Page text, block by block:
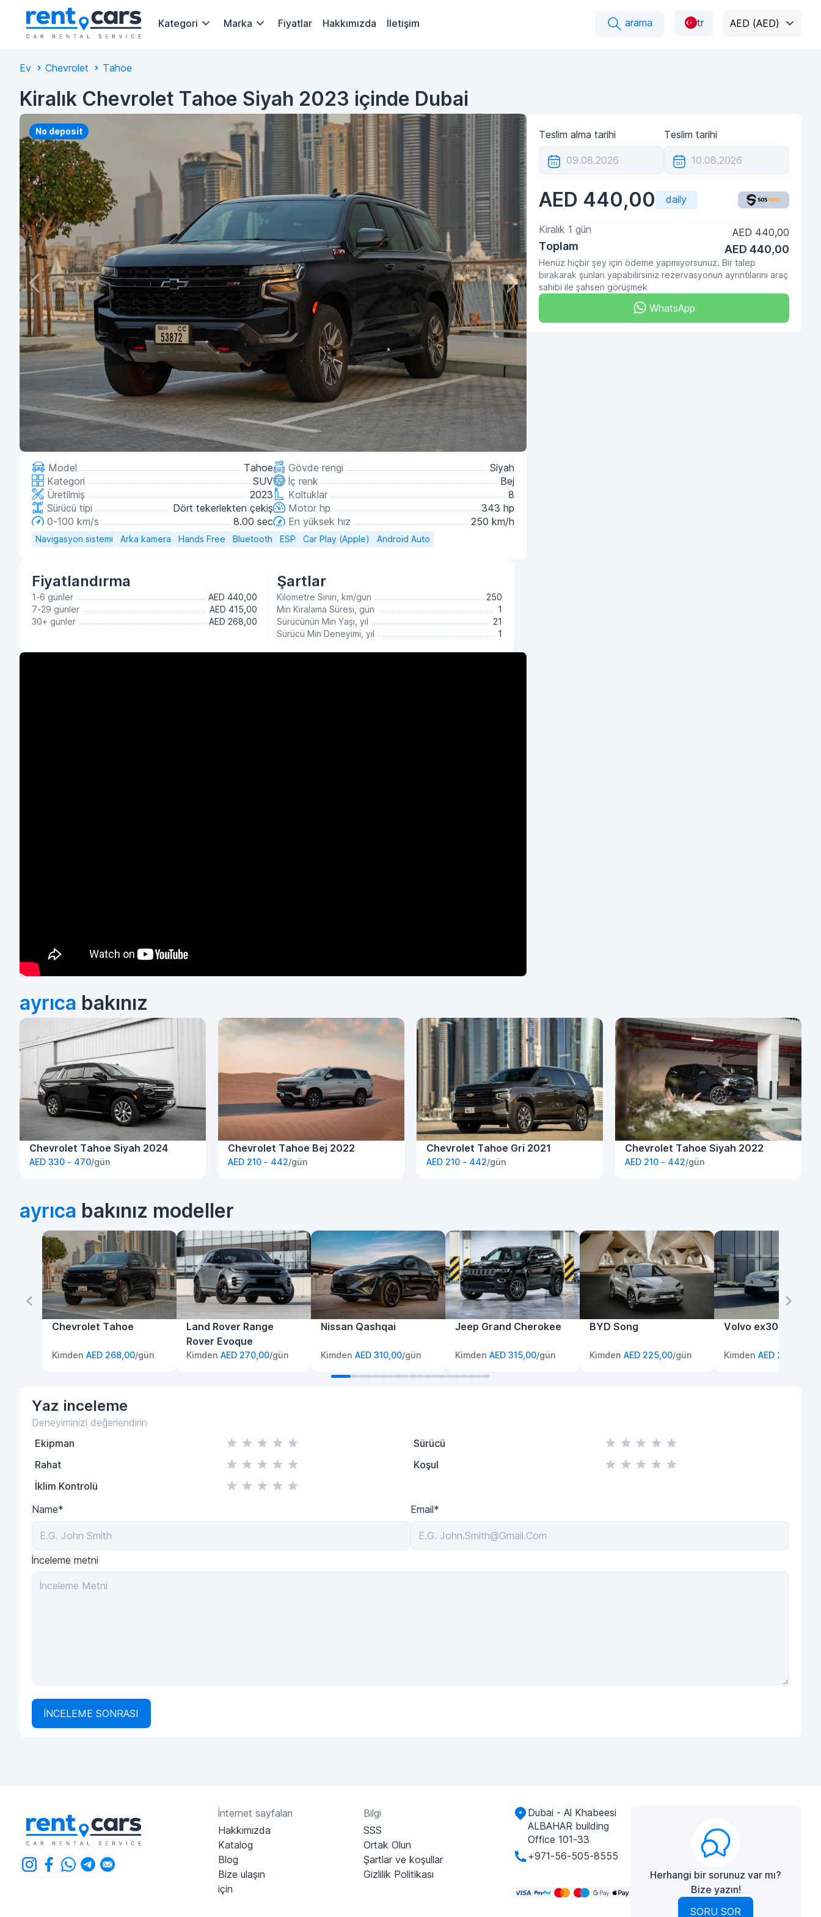
Kategori Marka Fiyatlar Hakkımızda İletişim arama tr AED (AED)
Ev Chevrolet Tahoe
Kiralık Chevrolet Tahoe Siyah 2023 içinde Dubai
No deposit
Model
Tahoe
Kategori
SUV
Üretilmiş
2023
Sürücü tipi
Dört tekerlekten çekiş
0-100 km/s
8.00 sec
Gövde rengi
Siyah
İç renk
Bej
Koltuklar
8
Motor hp
343 hp
En yüksek hız
250 km/h
Navigasyon sistemi Arka kamera Hands Free Bluetooth ESP Car Play (Apple) Android Auto
Fiyatlandırma
1-6 günler
AED 440,00
7-29 günler
AED 415,00
30+ günler
AED 268,00
Şartlar
Kilometre Sınırı, km/gün
250
Min Kiralama Süresi, gün
1
Sürücünün Min Yaşı, yıl
21
Sürücü Min Deneyimi, yıl
1
Teslim alma tarihi Teslim tarihi
AED 440,00 daily
Kiralık 1 gün AED 440,00
Toplam AED 440,00
Henüz hiçbir şey için ödeme yapmıyorsunuz. Bir talep
bırakarak şunları yapabilirsiniz rezervasyonun ayrıntılarını araç
sahibi ile şahsen görüşmek
WhatsApp
ayrıca bakınız
Chevrolet Tahoe Siyah 2024
AED 330 - 470/gün
Chevrolet Tahoe Bej 2022
AED 210 - 442/gün
Chevrolet Tahoe Gri 2021
AED 210 - 442/gün
Chevrolet Tahoe Siyah 2022
AED 210 - 442/gün
ayrıca bakınız modeller
Chevrolet Tahoe
Kimden AED 268,00/gün
Land Rover Range
Rover Evoque
Kimden AED 270,00/gün
Nissan Qashqai
Kimden AED 310,00/gün
Jeep Grand Cherokee
Kimden AED 315,00/gün
BYD Song
Kimden AED 225,00/gün
Volvo ex30
Kimden AED 220,00
Yaz inceleme
Deneyiminizi değerlendirin
Ekipman
Rahat
İklim Kontrolü
Sürücü
Koşul
Name* Email*
İnceleme metni
İNCELEME SONRASI
İnternet sayfaları
Hakkımızda
Katalog
Blog
Bize ulaşın
için
Bilgi
SSS
Ortak Olun
Şartlar ve koşullar
Gizlilik Politikası
Dubai - Al Khabeesi
ALBAHAR building
Office 101-33
+971-56-505-8555
Herhangi bir sorunuz var mı?
Bize yazın!
SORU SOR